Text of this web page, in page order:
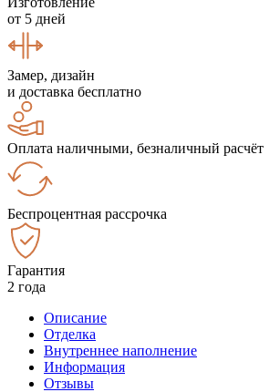
от 5 дней
Замер, дизайн
и доставка бесплатно
Оплата наличными, безналичный расчёт
Беспроцентная рассрочка
Гарантия
2 года
Описание
Отделка
Внутреннее наполнение
Информация
Отзывы